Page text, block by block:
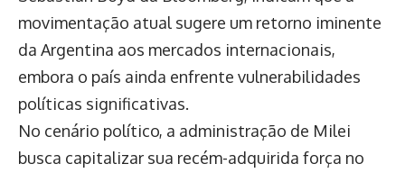
movimentação atual sugere um retorno iminente
da Argentina aos mercados internacionais,
embora o país ainda enfrente vulnerabilidades
políticas significativas.
No cenário político, a administração de Milei
busca capitalizar sua recém-adquirida força no